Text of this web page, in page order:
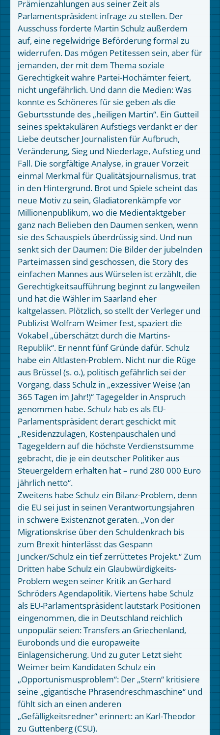
Prämienzahlungen aus seiner Zeit als
Parlamentspräsident infrage zu stellen. Der
Ausschuss forderte Martin Schulz außerdem
auf, eine regelwidrige Beförderung formal zu
widerrufen. Das mögen Petitessen sein, aber für
jemanden, der mit dem Thema soziale
Gerechtigkeit wahre Partei-Hochämter feiert,
nicht ungefährlich. Und dann die Medien: Was
konnte es Schöneres für sie geben als die
Geburtsstunde des „heiligen Martin“. Ein Gutteil
seines spektakulären Aufstiegs verdankt er der
Liebe deutscher Journalisten für Aufbruch,
Veränderung, Sieg und Niederlage, Aufstieg und
Fall. Die sorgfältige Analyse, in grauer Vorzeit
einmal Merkmal für Qualitätsjournalismus, trat
in den Hintergrund. Brot und Spiele scheint das
neue Motiv zu sein, Gladiatorenkämpfe vor
Millionenpublikum, wo die Medientaktgeber
ganz nach Belieben den Daumen senken, wenn
sie des Schauspiels überdrüssig sind. Und nun
senkt sich der Daumen: Die Bilder der jubelnden
Parteimassen sind geschossen, die Story des
einfachen Mannes aus Würselen ist erzählt, die
Gerechtigkeitsaufführung beginnt zu langweilen
und hat die Wähler im Saarland eher
kaltgelassen. Plötzlich, so stellt der Verleger und
Publizist Wolfram Weimer fest, spaziert die
Vokabel „überschätzt durch die Martins-
Republik“. Er nennt fünf Gründe dafür. Schulz
habe ein Altlasten-Problem. Nicht nur die Rüge
aus Brüssel (s. o.), politisch gefährlich sei der
Vorgang, dass Schulz in „exzessiver Weise (an
365 Tagen im Jahr!)“ Tagegelder in Anspruch
genommen habe. Schulz hab es als EU-
Parlamentspräsident derart geschickt mit
„Residenzzulagen, Kostenpauschalen und
Tagegeldern auf die höchste Verdienstsumme
gebracht, die je ein deutscher Politiker aus
Steuergeldern erhalten hat – rund 280 000 Euro
jährlich netto“.
Zweitens habe Schulz ein Bilanz-Problem, denn
die EU sei just in seinen Verantwortungsjahren
in schwere Existenznot geraten. „Von der
Migrationskrise über den Schuldenkrach bis
zum Brexit hinterlässt das Gespann
Juncker/Schulz ein tief zerrüttetes Projekt.“ Zum
Dritten habe Schulz ein Glaubwürdigkeits-
Problem wegen seiner Kritik an Gerhard
Schröders Agendapolitik. Viertens habe Schulz
als EU-Parlamentspräsident lautstark Positionen
eingenommen, die in Deutschland reichlich
unpopulär seien: Transfers an Griechenland,
Eurobonds und die europaweite
Einlagensicherung. Und zu guter Letzt sieht
Weimer beim Kandidaten Schulz ein
„Opportunismusproblem“: Der „Stern“ kritisiere
seine „gigantische Phrasendreschmaschine“ und
fühlt sich an einen anderen
„Gefälligkeitsredner“ erinnert: an Karl-Theodor
zu Guttenberg (CSU).